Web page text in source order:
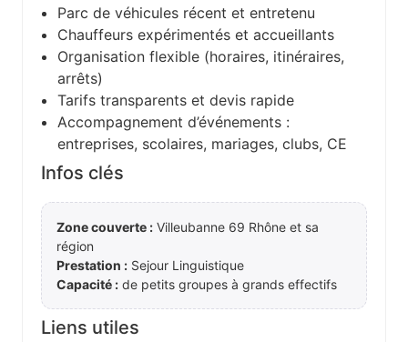
Parc de véhicules récent et entretenu
Chauffeurs expérimentés et accueillants
Organisation flexible (horaires, itinéraires,
arrêts)
Tarifs transparents et devis rapide
Accompagnement d’événements :
entreprises, scolaires, mariages, clubs, CE
Infos clés
Zone couverte : Villeubanne 69 Rhône et sa
région
Prestation : Sejour Linguistique
Capacité : de petits groupes à grands effectifs
Liens utiles